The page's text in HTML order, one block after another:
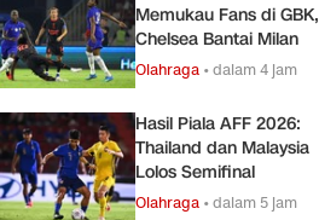
Memukau Fans di GBK,
Chelsea Bantai Milan
Olahraga •dalam 4 jam
Hasil Piala AFF 2026:
Thailand dan Malaysia
Lolos Semifinal
Olahraga •dalam 5 jam